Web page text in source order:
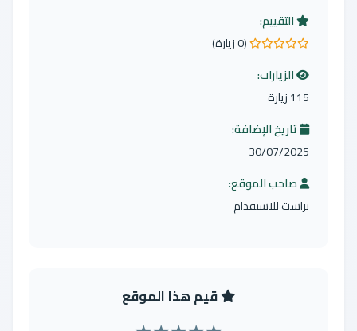
التقييم:
0.0 من 5 نجوم
(0 زيارة)
الزيارات:
115 زيارة
تاريخ الإضافة:
30/07/2025
صاحب الموقع:
تراست للاستقدام
قيم هذا الموقع